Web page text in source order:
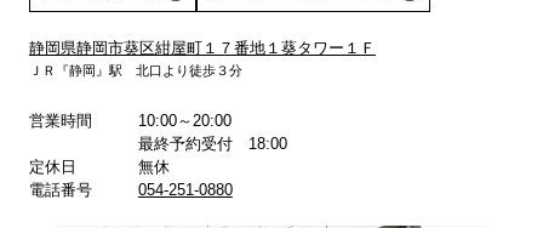
静岡県静岡市葵区紺屋町１７番地１葵タワー１Ｆ
ＪＲ『静岡』駅 北口より徒歩３分
営業時間
10:00～20:00
最終予約受付 18:00
定休日
無休
電話番号
054-251-0880